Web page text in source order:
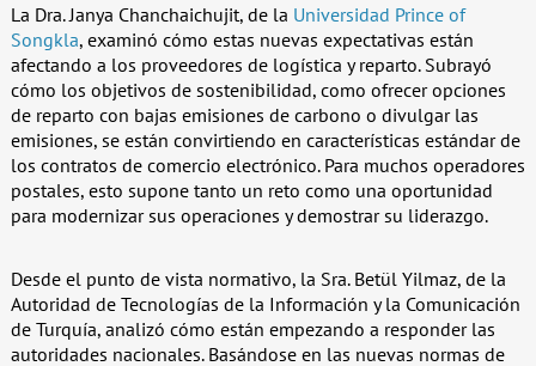
La Dra. Janya Chanchaichujit, de la Universidad Prince of
Songkla, examinó cómo estas nuevas expectativas están
afectando a los proveedores de logística y reparto. Subrayó
cómo los objetivos de sostenibilidad, como ofrecer opciones
de reparto con bajas emisiones de carbono o divulgar las
emisiones, se están convirtiendo en características estándar de
los contratos de comercio electrónico. Para muchos operadores
postales, esto supone tanto un reto como una oportunidad
para modernizar sus operaciones y demostrar su liderazgo.
Desde el punto de vista normativo, la Sra. Betül Yilmaz, de la
Autoridad de Tecnologías de la Información y la Comunicación
de Turquía, analizó cómo están empezando a responder las
autoridades nacionales. Basándose en las nuevas normas de